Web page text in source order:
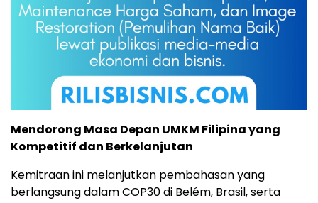
Mendorong Masa Depan UMKM Filipina yang
Kompetitif dan Berkelanjutan
Kemitraan ini melanjutkan pembahasan yang
berlangsung dalam COP30 di Belém, Brasil, serta